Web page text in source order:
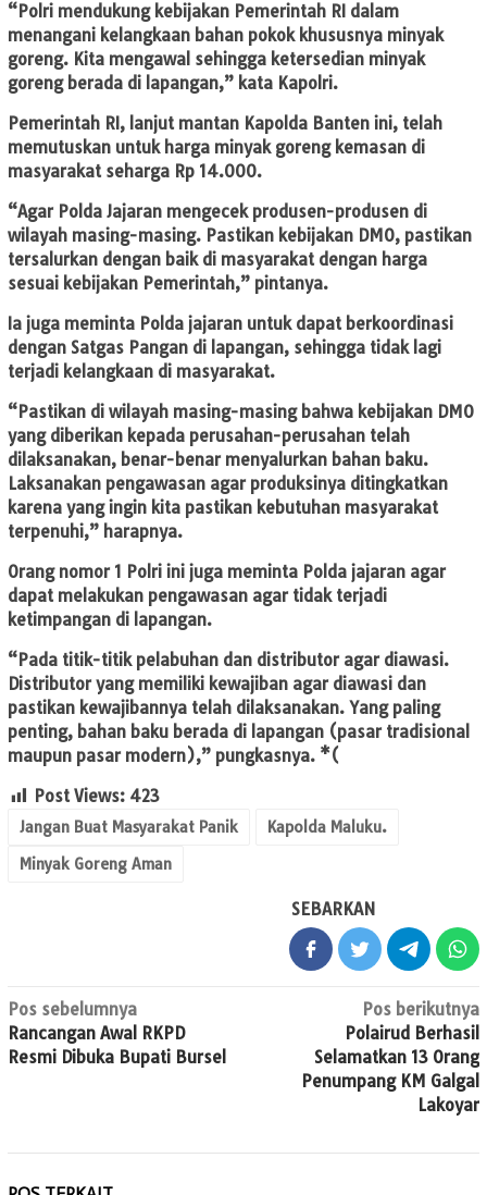
“Polri mendukung kebijakan Pemerintah RI dalam
menangani kelangkaan bahan pokok khususnya minyak
goreng. Kita mengawal sehingga ketersedian minyak
goreng berada di lapangan,” kata Kapolri.
Pemerintah RI, lanjut mantan Kapolda Banten ini, telah
memutuskan untuk harga minyak goreng kemasan di
masyarakat seharga Rp 14.000.
“Agar Polda Jajaran mengecek produsen-produsen di
wilayah masing-masing. Pastikan kebijakan DMO, pastikan
tersalurkan dengan baik di masyarakat dengan harga
sesuai kebijakan Pemerintah,” pintanya.
Ia juga meminta Polda jajaran untuk dapat berkoordinasi
dengan Satgas Pangan di lapangan, sehingga tidak lagi
terjadi kelangkaan di masyarakat.
“Pastikan di wilayah masing-masing bahwa kebijakan DMO
yang diberikan kepada perusahan-perusahan telah
dilaksanakan, benar-benar menyalurkan bahan baku.
Laksanakan pengawasan agar produksinya ditingkatkan
karena yang ingin kita pastikan kebutuhan masyarakat
terpenuhi,” harapnya.
Orang nomor 1 Polri ini juga meminta Polda jajaran agar
dapat melakukan pengawasan agar tidak terjadi
ketimpangan di lapangan.
“Pada titik-titik pelabuhan dan distributor agar diawasi.
Distributor yang memiliki kewajiban agar diawasi dan
pastikan kewajibannya telah dilaksanakan. Yang paling
penting, bahan baku berada di lapangan (pasar tradisional
maupun pasar modern),” pungkasnya. *(
Post Views: 423
Jangan Buat Masyarakat Panik
Kapolda Maluku.
Minyak Goreng Aman
SEBARKAN
Navigasi
pos
Pos sebelumnya
Rancangan Awal RKPD
Resmi Dibuka Bupati Bursel
Pos berikutnya
Polairud Berhasil
Selamatkan 13 Orang
Penumpang KM Galgal
Lakoyar